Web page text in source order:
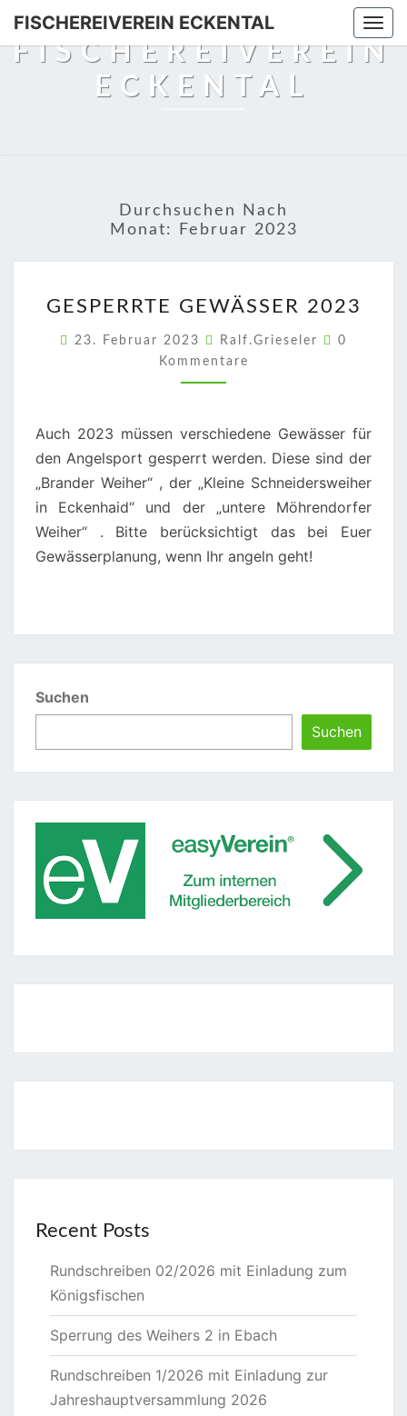
Skip
content
FISCHEREIVEREIN ECKENTAL
FISCHEREIVEREIN
ECKENTAL
Durchsuchen Nach
Monat:
Februar 2023
GEWÄSSER
2023
GESPERRTE GEWÄSSER 2023
23. Februar 2023 Ralf.Grieseler
0
Kommentare
Auch 2023 müssen verschiedene Gewässer für
den Angelsport gesperrt werden. Diese sind der
„Brander Weiher“ , der „Kleine Schneidersweiher
in Eckenhaid“ und der „untere Möhrendorfer
Weiher“ . Bitte berücksichtigt das bei Euer
Gewässerplanung, wenn Ihr angeln geht!
Suchen
Suchen
Recent Posts
Rundschreiben 02/2026 mit Einladung zum
Königsfischen
Sperrung des Weihers 2 in Ebach
Rundschreiben 1/2026 mit Einladung zur
Jahreshauptversammlung 2026